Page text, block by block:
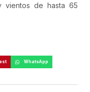
vientos de hasta 65
WhatsApp